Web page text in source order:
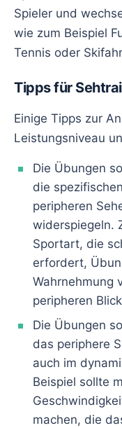
Spieler und
wie zum Beispiel
Tennis oder
Tipps für
Einige Tipps zur
Leistungsniveau
Die Übungen
die
peripheren
widerspiegeln.
Sportart, die
erfordert,
Wahrnehmung
peripheren
Die Übungen
das periphere
auch im
Beispiel sollte
machen, die